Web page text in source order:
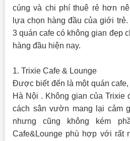
cúng và chi phí thuê rẻ hơn
lựa chọn hàng đầu của giới
3 quán cafe có không gian đẹp
hàng đầu hiện nay.
1. Trixie Cafe & Lounge
Được biết đến là một quán
Hà Nội . Không gian của Trixie
cách sân vườn mang lại cảm
nhưng cũng không kém
Cafe&Lounge phù hợp với rất